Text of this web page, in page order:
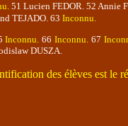
51 Lucien FEDOR. 52 Annie
TEJADO. 63 Inconnu.
Inconnu.66Inconnu.67
DUSZA.
des élèves est le